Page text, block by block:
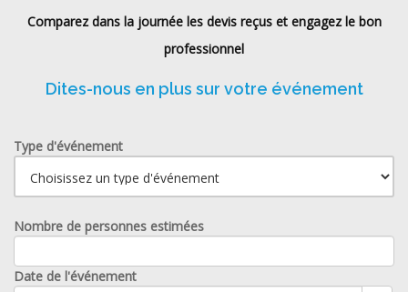
Comparez dans la journée les devis reçus et engagez le bon
professionnel
Dites-nous en plus sur votre événement
Type d'événement
Nombre de personnes estimées
Date de l'événement